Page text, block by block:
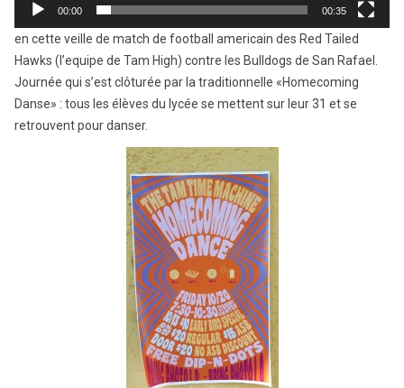
00:00 00:35
en cette veille de match de football americain des Red Tailed
Hawks (l’equipe de Tam High) contre les Bulldogs de San Rafael.
Journée qui s’est clôturée par la traditionnelle «Homecoming
Danse» : tous les élèves du lycée se mettent sur leur 31 et se
retrouvent pour danser.